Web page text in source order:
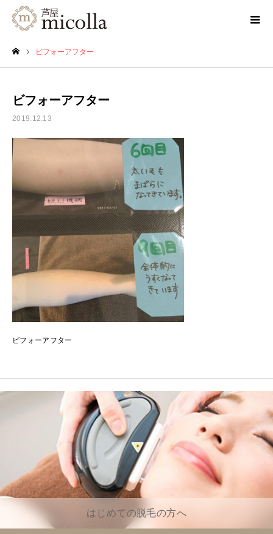
ビフォーアフター
ビフォーアフター
2019.12.13
ビフォーアフター
はじめての脱毛の方へ